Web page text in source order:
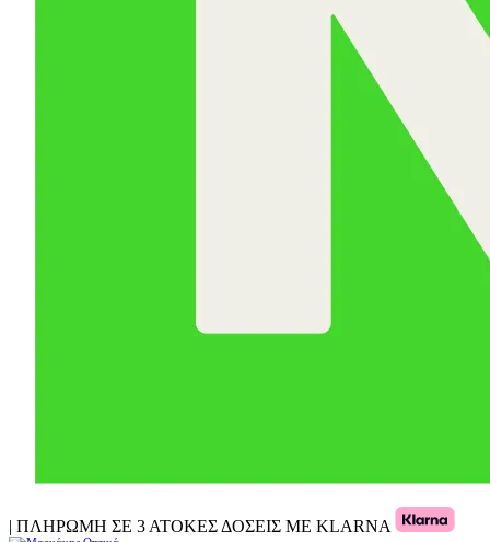
| ΠΛΗΡΩΜΗ ΣΕ 3 ΑΤΟΚΕΣ ΔΟΣΕΙΣ ΜΕ KLARNA